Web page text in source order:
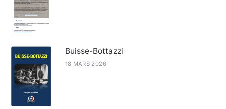
Buisse-Bottazzi
18 MARS 2026